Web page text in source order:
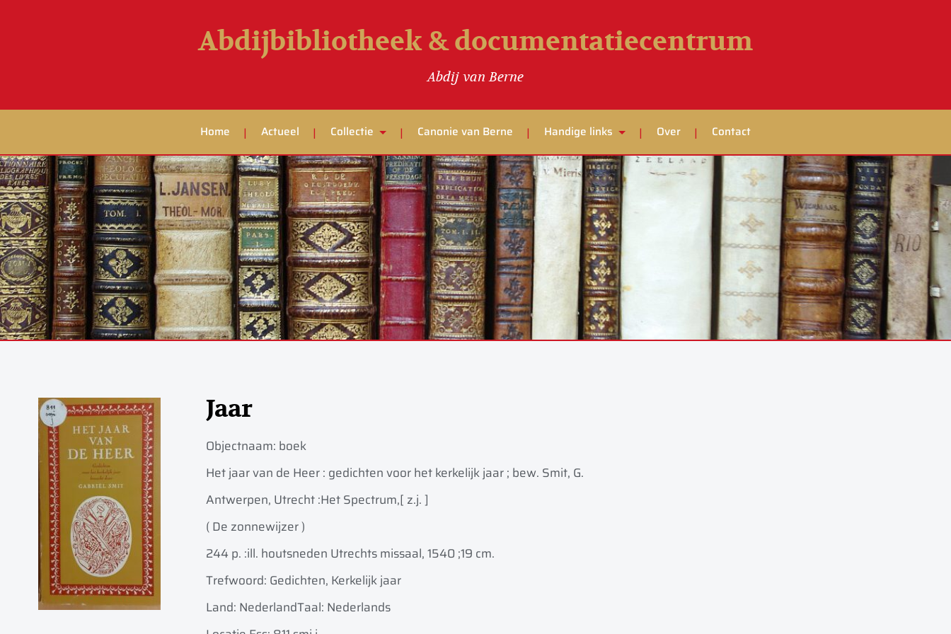
Abdijbibliotheek & documentatiecentrum
Abdij van Berne
Home Actueel Collectie Canonie van Berne Handige links Over Contact
Jaar
Objectnaam: boek
Het jaar van de Heer : gedichten voor het kerkelijk jaar ; bew. Smit, G.
Antwerpen, Utrecht :Het Spectrum,[ z.j. ]
( De zonnewijzer )
244 p. :ill. houtsneden Utrechts missaal, 1540 ;19 cm.
Trefwoord: Gedichten, Kerkelijk jaar
Land: NederlandTaal: Nederlands